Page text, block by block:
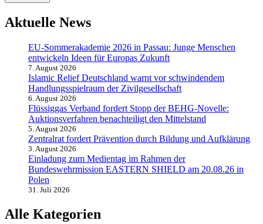
Aktuelle News
EU-Sommerakademie 2026 in Passau: Junge Menschen
entwickeln Ideen für Europas Zukunft
7. August 2026
Islamic Relief Deutschland warnt vor schwindendem
Handlungsspielraum der Zivilgesellschaft
6. August 2026
Flüssiggas Verband fordert Stopp der BEHG-Novelle:
Auktionsverfahren benachteiligt den Mittelstand
5. August 2026
Zentralrat fordert Prävention durch Bildung und Aufklärung
3. August 2026
Einladung zum Medientag im Rahmen der
Bundeswehrmission EASTERN SHIELD am 20.08.26 in
Polen
31. Juli 2026
Alle Kategorien